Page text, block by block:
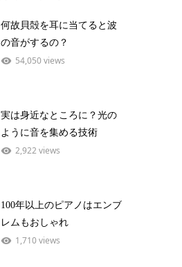
何故貝殻を耳に当てると波
の音がするの？
54,050 views
実は身近なところに？光の
ように音を集める技術
2,922 views
100年以上のピアノはエンブ
レムもおしゃれ
1,710 views